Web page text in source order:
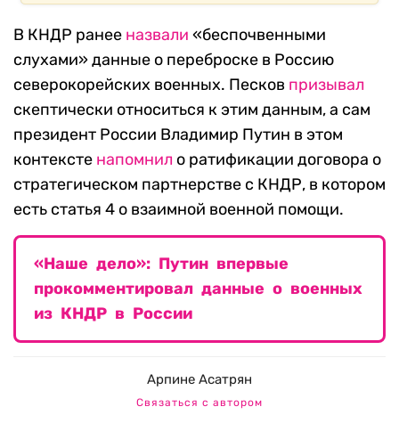
В КНДР ранее назвали «беспочвенными
слухами» данные о переброске в Россию
северокорейских военных. Песков призывал
скептически относиться к этим данным, а сам
президент России Владимир Путин в этом
контексте напомнил о ратификации договора о
стратегическом партнерстве с КНДР, в котором
есть статья 4 о взаимной военной помощи.
«Наше дело»: Путин впервые
прокомментировал данные о военных
из КНДР в России
Арпине Асатрян
Связаться с автором